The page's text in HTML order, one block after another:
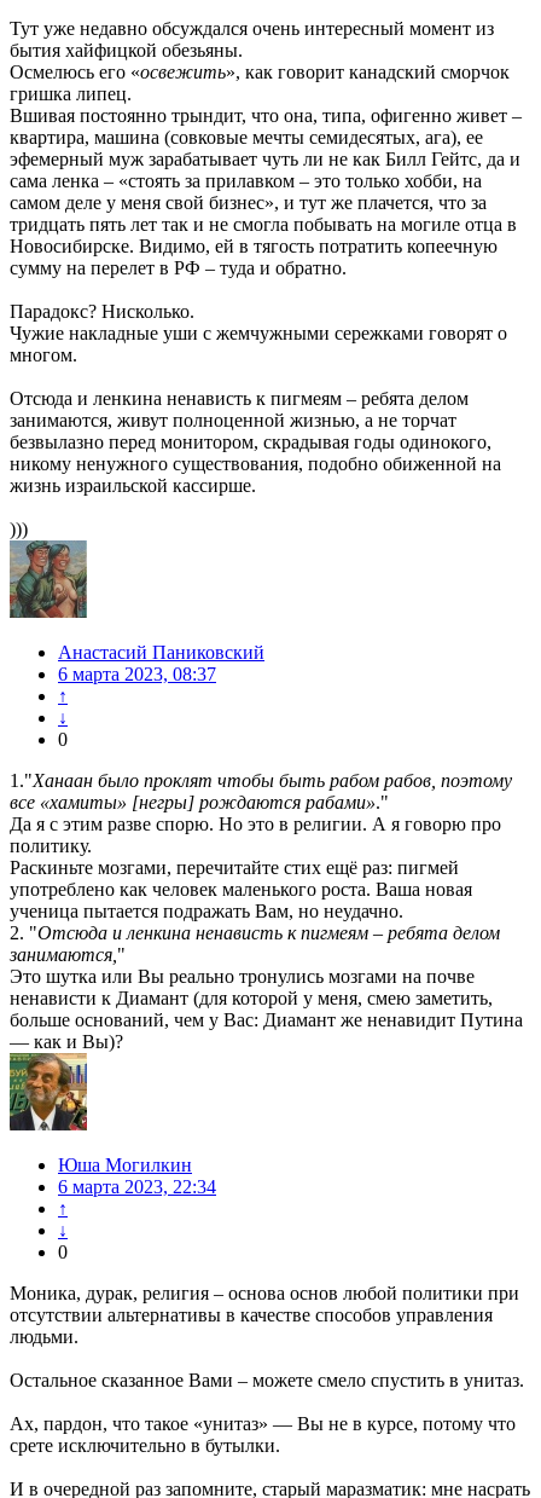
Тут уже недавно обсуждался очень интересный момент из
бытия хайфицкой обезьяны.
Осмелюсь его «освежить», как говорит канадский сморчок
гришка липец.
Вшивая постоянно трындит, что она, типа, офигенно живет –
квартира, машина (совковые мечты семидесятых, ага), ее
эфемерный муж зарабатывает чуть ли не как Билл Гейтс, да и
сама ленка – «стоять за прилавком – это только хобби, на
самом деле у меня свой бизнес», и тут же плачется, что за
тридцать пять лет так и не смогла побывать на могиле отца в
Новосибирске. Видимо, ей в тягость потратить копеечную
сумму на перелет в РФ – туда и обратно.
Парадокс? Нисколько.
Чужие накладные уши с жемчужными сережками говорят о
многом.
Отсюда и ленкина ненависть к пигмеям – ребята делом
занимаются, живут полноценной жизнью, а не торчат
безвылазно перед монитором, скрадывая годы одинокого,
никому ненужного существования, подобно обиженной на
жизнь израильской кассирше.
)))
Анастасий Паниковский
6 марта 2023, 08:37
↑
↓
0
1."Ханаан было проклят чтобы быть рабом рабов, поэтому
все «хамиты» [негры] рождаются рабами»."
Да я с этим разве спорю. Но это в религии. А я говорю про
политику.
Раскиньте мозгами, перечитайте стих ещё раз: пигмей
употреблено как человек маленького роста. Ваша новая
ученица пытается подражать Вам, но неудачно.
2. "Отсюда и ленкина ненависть к пигмеям – ребята делом
занимаются, "
Это шутка или Вы реально тронулись мозгами на почве
ненависти к Диамант (для которой у меня, смею заметить,
больше оснований, чем у Вас: Диамант же ненавидит Путина
— как и Вы)?
Юша Могилкин
6 марта 2023, 22:34
↑
↓
0
Моника, дурак, религия – основа основ любой политики при
отсутствии альтернативы в качестве способов управления
людьми.
Остальное сказанное Вами – можете смело спустить в унитаз.
Ах, пардон, что такое «унитаз» — Вы не в курсе, потому что
срете исключительно в бутылки.
И в очередной раз запомните, старый маразматик: мне насрать